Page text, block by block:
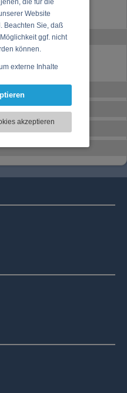
die für die
Website
Beachten Sie, daß
ggf. nicht
können.
externe Inhalte
anbieten zu
ggf.
unserer
und Analysen
Nutzung der
akzeptieren